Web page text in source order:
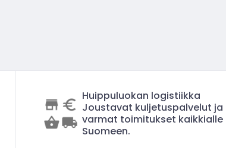
Huippuluokan logistiikka
Joustavat kuljetuspalvelut ja
varmat toimitukset kaikkialle
Suomeen.